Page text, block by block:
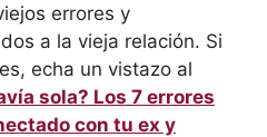
errores y
a la vieja relación. Si
echa un vistazo al
sola? Los 7 errores
con tu ex y